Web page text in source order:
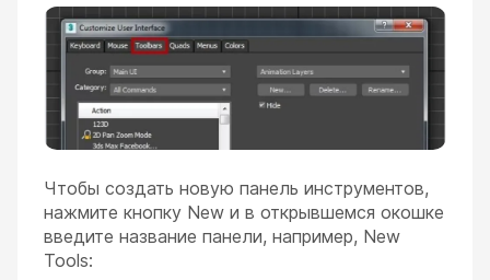
Чтобы создать новую панель инструментов,
нажмите кнопку New и в открывшемся окошке
введите название панели, например, New
Tools: